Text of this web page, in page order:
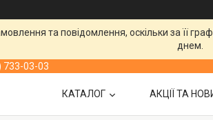
та повідомлення, оскільки за її
днем.
733-03-03
КАТАЛОГ АКЦІЇ ТА